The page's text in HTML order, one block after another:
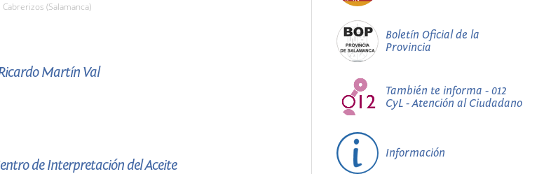
(Salamanca)
Martín Val
de Interpretación del Aceite
Boletín Oficial de la
Provincia
También te informa - 012
CyL - Atención al Ciudadano
Información